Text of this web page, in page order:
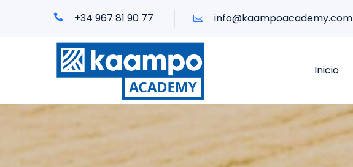
+34 967 81 90 77 info@kaampoacademy.com
Inicio